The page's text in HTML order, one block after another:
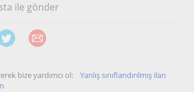
ile gönder
bize yardımcı ol: Yanlış sınıflandırılmış ilan